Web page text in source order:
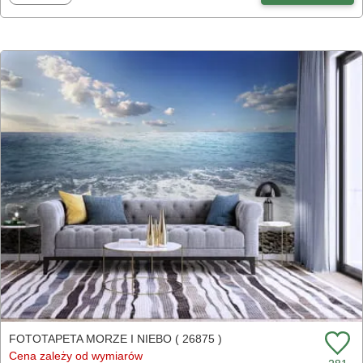
FOTOTAPETA MORZE I NIEBO ( 26875 )
Cena zależy od wymiarów